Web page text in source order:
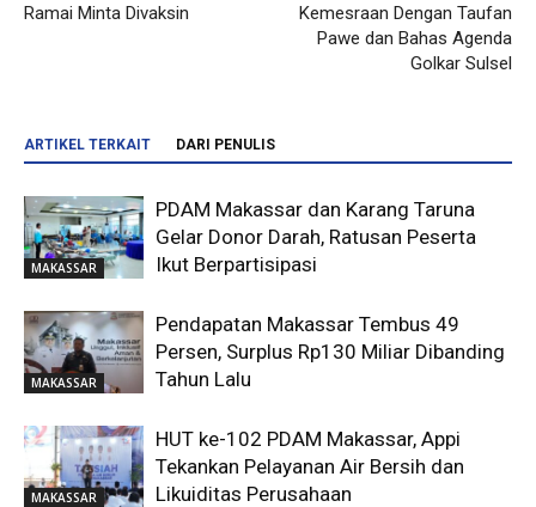
Ramai Minta Divaksin
Kemesraan Dengan Taufan
Pawe dan Bahas Agenda
Golkar Sulsel
ARTIKEL TERKAIT DARI PENULIS
MAKASSAR
PDAM Makassar dan Karang Taruna
Gelar Donor Darah, Ratusan Peserta
Ikut Berpartisipasi
MAKASSAR
Pendapatan Makassar Tembus 49
Persen, Surplus Rp130 Miliar Dibanding
Tahun Lalu
MAKASSAR
HUT ke-102 PDAM Makassar, Appi
Tekankan Pelayanan Air Bersih dan
Likuiditas Perusahaan